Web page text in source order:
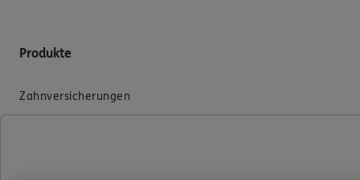
Produkte
Zahnversicherungen